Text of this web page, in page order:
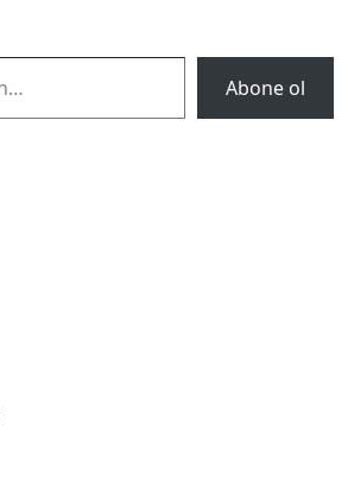
Abone ol